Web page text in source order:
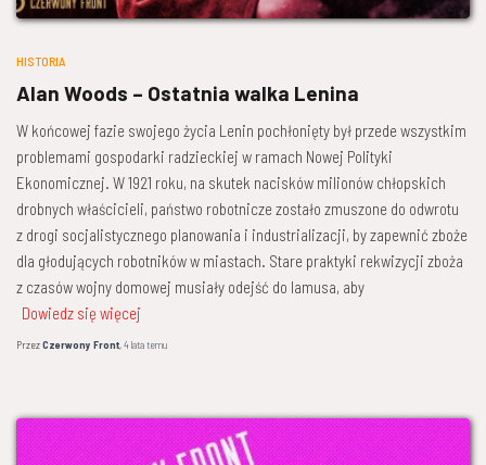
HISTORIA
Alan Woods – Ostatnia walka Lenina
W końcowej fazie swojego życia Lenin pochłonięty był przede wszystkim
problemami gospodarki radzieckiej w ramach Nowej Polityki
Ekonomicznej. W 1921 roku, na skutek nacisków milionów chłopskich
drobnych właścicieli, państwo robotnicze zostało zmuszone do odwrotu
z drogi socjalistycznego planowania i industrializacji, by zapewnić zboże
dla głodujących robotników w miastach. Stare praktyki rekwizycji zboża
z czasów wojny domowej musiały odejść do lamusa, aby
Dowiedz się więcej
PrzezCzerwony Front,4 latatemu